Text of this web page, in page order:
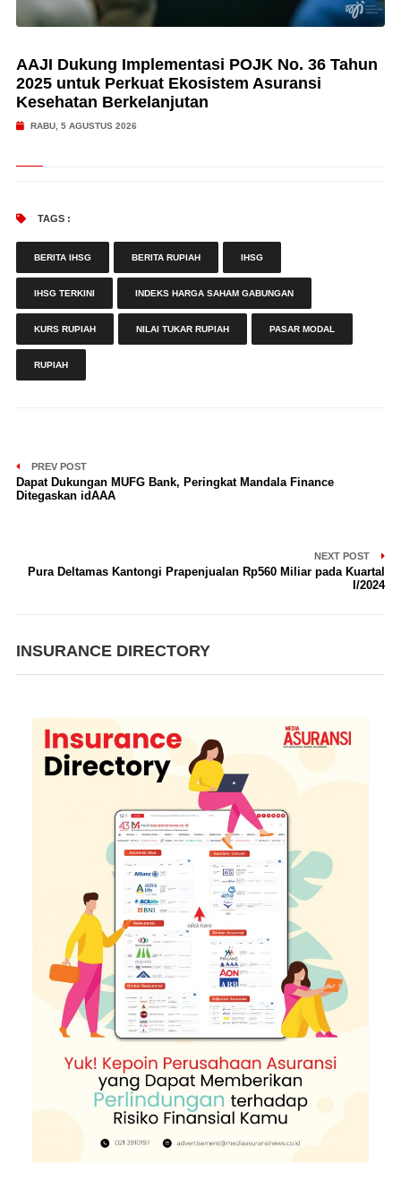
AAJI Dukung Implementasi POJK No. 36 Tahun
2025 untuk Perkuat Ekosistem Asuransi
Kesehatan Berkelanjutan
RABU, 5 AGUSTUS 2026
TAGS :
BERITA IHSG BERITA RUPIAH IHSG
IHSG TERKINI INDEKS HARGA SAHAM GABUNGAN
KURS RUPIAH NILAI TUKAR RUPIAH PASAR MODAL
RUPIAH
PREV POST
Dapat Dukungan MUFG Bank, Peringkat Mandala Finance
Ditegaskan idAAA
NEXT POST
Pura Deltamas Kantongi Prapenjualan Rp560 Miliar pada Kuartal
I/2024
INSURANCE DIRECTORY